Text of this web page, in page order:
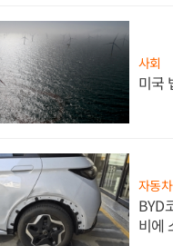
사회
미국
자동
BYD
비에